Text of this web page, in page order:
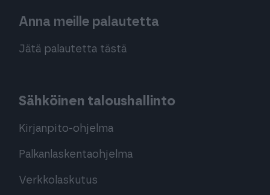
Anna meille palautetta
Jätä palautetta tästä
Sähköinen taloushallinto
Kirjanpito-ohjelma
Palkanlaskentaohjelma
Verkkolaskutus